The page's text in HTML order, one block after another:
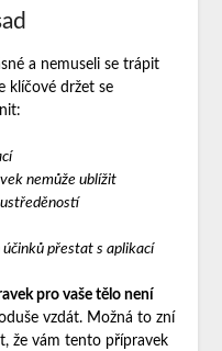
a nemuseli se trápit
klíčové držet se
nemůže ublížit
přestat s aplikací
pro vaše tělo není
vzdát. Možná to zní
že vám tento přípravek